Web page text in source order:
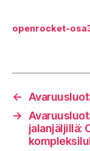
openrocket-
←
→
jalanjäljillä: